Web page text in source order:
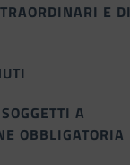
E DI
A
OBBLIGATORIA